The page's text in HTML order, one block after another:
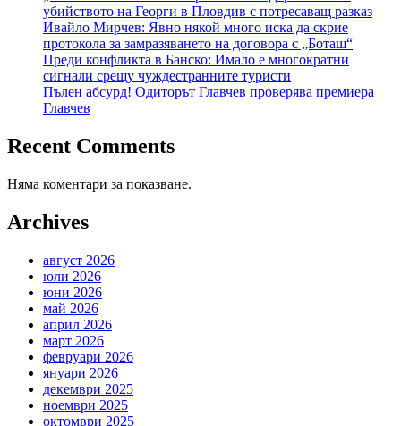
убийството на Георги в Пловдив с потресаващ разказ
Ивайло Мирчев: Явно някой много иска да скрие
протокола за замразяването на договора с „Боташ“
Преди конфликта в Банско: Имало е многократни
сигнали срещу чуждестранните туристи
Пълен абсурд! Одиторът Главчев проверява премиера
Главчев
Recent Comments
Няма коментари за показване.
Archives
август 2026
юли 2026
юни 2026
май 2026
април 2026
март 2026
февруари 2026
януари 2026
декември 2025
ноември 2025
октомври 2025